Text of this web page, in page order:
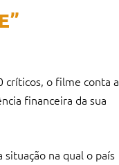
críticos, o filme conta a
financeira da sua
na qual o país